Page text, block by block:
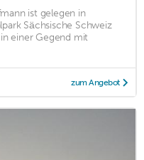
ist gelegen in
Sächsische Schweiz
einer Gegend mit
zum Angebot